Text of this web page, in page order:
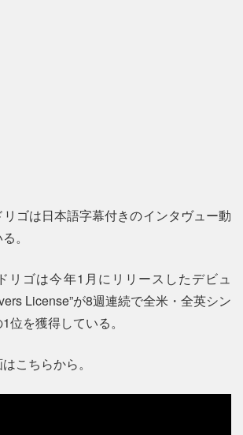
ゴは日本語字幕付きのインタヴュー動
。
リゴは今年1月にリリースしたデビュ
License”が8週連続で全米・全英シン
位を獲得している。
こちらから。